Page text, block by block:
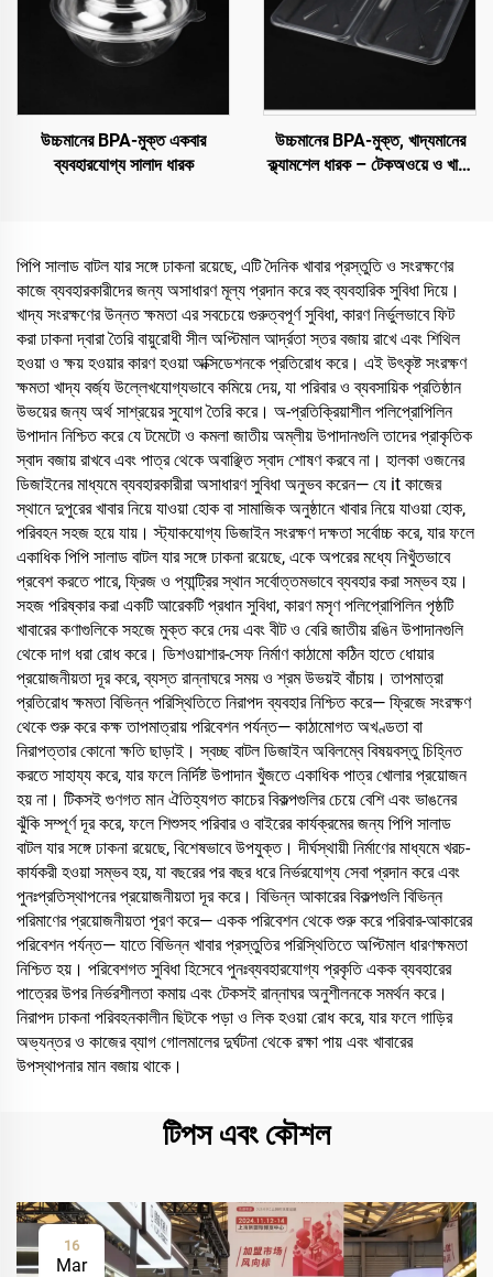
উচ্চমানের BPA-মুক্ত একবার
ব্যবহারযোগ্য সালাদ ধারক
উচ্চমানের BPA-মুক্ত, খাদ্যমানের
ক্ল্যামশেল ধারক – টেকঅওয়ে ও খাদ্য
পিপি সালাড বাটল যার সঙ্গে ঢাকনা রয়েছে, এটি দৈনিক খাবার প্রস্তুতি ও সংরক্ষণের
কাজে ব্যবহারকারীদের জন্য অসাধারণ মূল্য প্রদান করে বহু ব্যবহারিক সুবিধা দিয়ে।
খাদ্য সংরক্ষণের উন্নত ক্ষমতা এর সবচেয়ে গুরুত্বপূর্ণ সুবিধা, কারণ নির্ভুলভাবে ফিট
করা ঢাকনা দ্বারা তৈরি বায়ুরোধী সীল অপ্টিমাল আর্দ্রতা স্তর বজায় রাখে এবং শিথিল
হওয়া ও ক্ষয় হওয়ার কারণ হওয়া অক্সিডেশনকে প্রতিরোধ করে। এই উৎকৃষ্ট সংরক্ষণ
ক্ষমতা খাদ্য বর্জ্য উল্লেখযোগ্যভাবে কমিয়ে দেয়, যা পরিবার ও ব্যবসায়িক প্রতিষ্ঠান
উভয়ের জন্য অর্থ সাশ্রয়ের সুযোগ তৈরি করে। অ-প্রতিক্রিয়াশীল পলিপ্রোপিলিন
উপাদান নিশ্চিত করে যে টমেটো ও কমলা জাতীয় অম্লীয় উপাদানগুলি তাদের প্রাকৃতিক
স্বাদ বজায় রাখবে এবং পাত্র থেকে অবাঞ্ছিত স্বাদ শোষণ করবে না। হালকা ওজনের
ডিজাইনের মাধ্যমে ব্যবহারকারীরা অসাধারণ সুবিধা অনুভব করেন— যে it কাজের
স্থানে দুপুরের খাবার নিয়ে যাওয়া হোক বা সামাজিক অনুষ্ঠানে খাবার নিয়ে যাওয়া হোক,
পরিবহন সহজ হয়ে যায়। স্ট্যাকযোগ্য ডিজাইন সংরক্ষণ দক্ষতা সর্বোচ্চ করে, যার ফলে
একাধিক পিপি সালাড বাটল যার সঙ্গে ঢাকনা রয়েছে, একে অপরের মধ্যে নিখুঁতভাবে
প্রবেশ করতে পারে, ফ্রিজ ও প্যান্ট্রির স্থান সর্বোত্তমভাবে ব্যবহার করা সম্ভব হয়।
সহজ পরিষ্কার করা একটি আরেকটি প্রধান সুবিধা, কারণ মসৃণ পলিপ্রোপিলিন পৃষ্ঠটি
খাবারের কণাগুলিকে সহজে মুক্ত করে দেয় এবং বীট ও বেরি জাতীয় রঙিন উপাদানগুলি
থেকে দাগ ধরা রোধ করে। ডিশওয়াশার-সেফ নির্মাণ কাঠামো কঠিন হাতে ধোয়ার
প্রয়োজনীয়তা দূর করে, ব্যস্ত রান্নাঘরে সময় ও শ্রম উভয়ই বাঁচায়। তাপমাত্রা
প্রতিরোধ ক্ষমতা বিভিন্ন পরিস্থিতিতে নিরাপদ ব্যবহার নিশ্চিত করে— ফ্রিজে সংরক্ষণ
থেকে শুরু করে কক্ষ তাপমাত্রায় পরিবেশন পর্যন্ত— কাঠামোগত অখণ্ডতা বা
নিরাপত্তার কোনো ক্ষতি ছাড়াই। স্বচ্ছ বাটল ডিজাইন অবিলম্বে বিষয়বস্তু চিহ্নিত
করতে সাহায্য করে, যার ফলে নির্দিষ্ট উপাদান খুঁজতে একাধিক পাত্র খোলার প্রয়োজন
হয় না। টিকসই গুণগত মান ঐতিহ্যগত কাচের বিকল্পগুলির চেয়ে বেশি এবং ভাঙনের
ঝুঁকি সম্পূর্ণ দূর করে, ফলে শিশুসহ পরিবার ও বাইরের কার্যক্রমের জন্য পিপি সালাড
বাটল যার সঙ্গে ঢাকনা রয়েছে, বিশেষভাবে উপযুক্ত। দীর্ঘস্থায়ী নির্মাণের মাধ্যমে খরচ-
কার্যকরী হওয়া সম্ভব হয়, যা বছরের পর বছর ধরে নির্ভরযোগ্য সেবা প্রদান করে এবং
পুনঃপ্রতিস্থাপনের প্রয়োজনীয়তা দূর করে। বিভিন্ন আকারের বিকল্পগুলি বিভিন্ন
পরিমাণের প্রয়োজনীয়তা পূরণ করে— একক পরিবেশন থেকে শুরু করে পরিবার-আকারের
পরিবেশন পর্যন্ত— যাতে বিভিন্ন খাবার প্রস্তুতির পরিস্থিতিতে অপ্টিমাল ধারণক্ষমতা
নিশ্চিত হয়। পরিবেশগত সুবিধা হিসেবে পুনঃব্যবহারযোগ্য প্রকৃতি একক ব্যবহারের
পাত্রের উপর নির্ভরশীলতা কমায় এবং টেকসই রান্নাঘর অনুশীলনকে সমর্থন করে।
নিরাপদ ঢাকনা পরিবহনকালীন ছিটকে পড়া ও লিক হওয়া রোধ করে, যার ফলে গাড়ির
অভ্যন্তর ও কাজের ব্যাগ গোলমালের দুর্ঘটনা থেকে রক্ষা পায় এবং খাবারের
উপস্থাপনার মান বজায় থাকে।
টিপস এবং কৌশল
16
Mar